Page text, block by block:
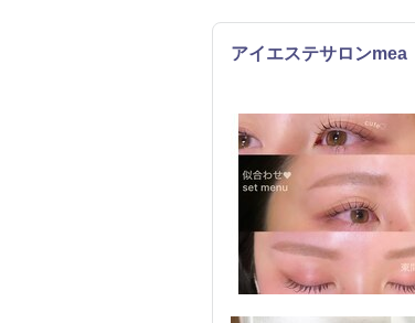
アイエステサロン